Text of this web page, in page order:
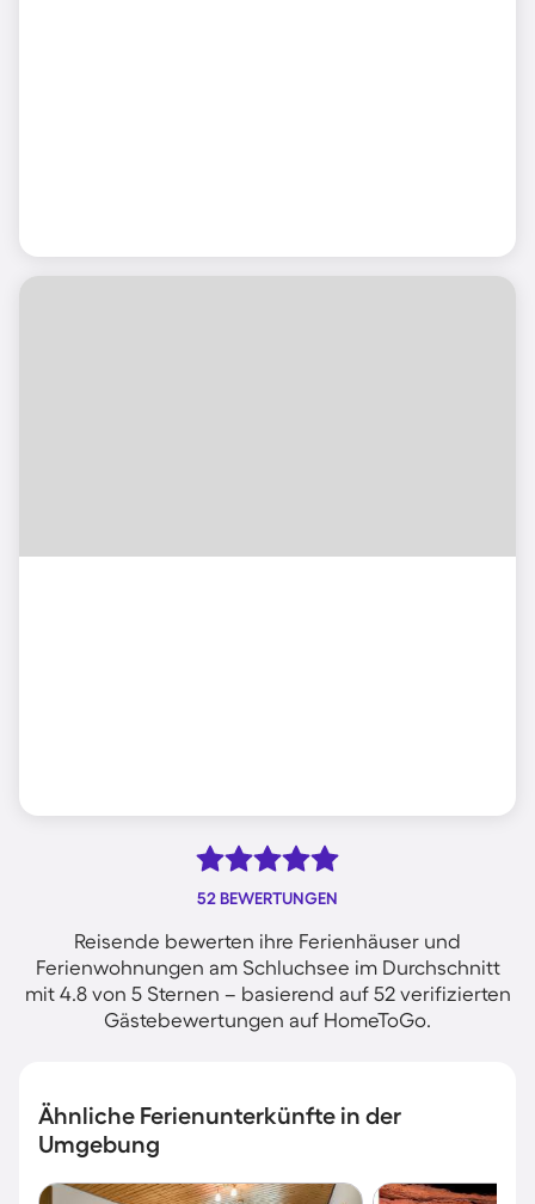
52 BEWERTUNGEN
Reisende bewerten ihre Ferienhäuser und
Ferienwohnungen am Schluchsee im Durchschnitt
mit 4.8 von 5 Sternen – basierend auf 52 verifizierten
Gästebewertungen auf HomeToGo.
Ähnliche Ferienunterkünfte in der
Umgebung